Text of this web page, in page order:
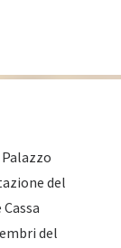
del
del